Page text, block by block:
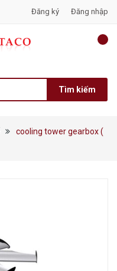
Đăng ký Đăng nhập
Tìm kiếm
cooling tower gearbox (